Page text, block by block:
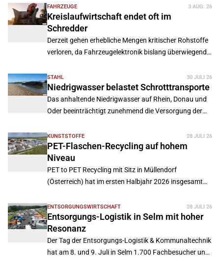
Abfallwirtschaft.
FAHRZEUGE 3 AUG. 26
Kreislaufwirtschaft endet oft im
Schredder
Derzeit gehen erhebliche Mengen kritischer Rohstoffe
verloren, da Fahrzeugelektronik bislang überwiegend
STAHL 30 JULI 26
Niedrigwasser belastet Schrotttransporte
Das anhaltende Niedrigwasser auf Rhein, Donau und
Oder beeinträchtigt zunehmend die Versorgung der
KUNSTSTOFFE 28 JULI 26
PET-Flaschen-Recycling auf hohem
Niveau
PET to PET Recycling mit Sitz in Müllendorf
(Österreich) hat im ersten Halbjahr 2026 insgesamt
Kreislauf recycelt.
ENTSORGUNGSWIRTSCHAFT 28 JULI 26
Entsorgungs-Logistik in Selm mit hoher
Resonanz
Der Tag der Entsorgungs-Logistik & Kommunaltechnik
hat am 8. und 9. Juli in Selm 1.700 Fachbesucher und